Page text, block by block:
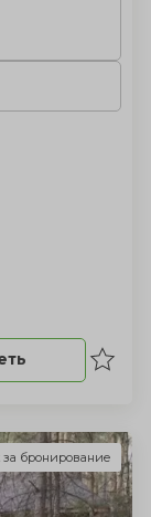
за бронирование